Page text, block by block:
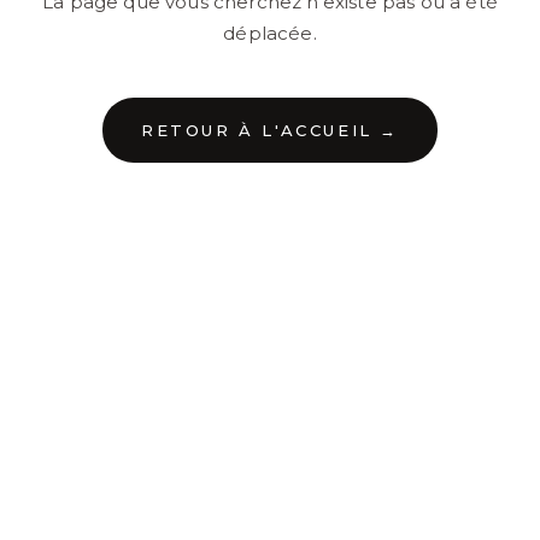
déplacée.
RETOUR À L'ACCUEIL →